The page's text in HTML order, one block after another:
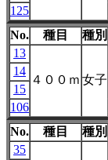
125
No.
種目 種別
13
４００ｍ 女子
14
15
106
No.
種目 種別
35